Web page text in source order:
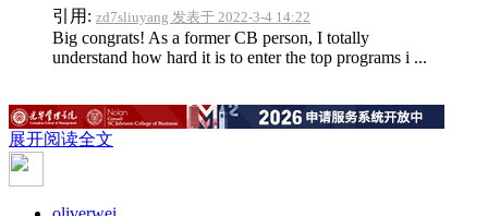
引用: zd7sliuyang 发表于 2022-3-4 14:22
Big congrats! As a former CB person, I totally
understand how hard it is to enter the top programs i ...
展开阅读全文